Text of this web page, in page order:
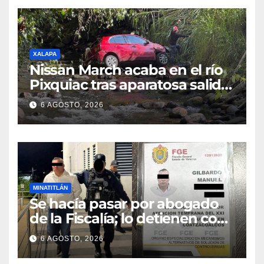
XALAPA
Nissan March acaba en el río
Pixquiac tras aparatosa salida
de camino en la carretera
Briones
6 AGOSTO, 2026
MINATITLÁN
Se hacía pasar por abogado
de la Fiscalía; lo detienen con
camioneta robada en
Minatitlán
6 AGOSTO, 2026